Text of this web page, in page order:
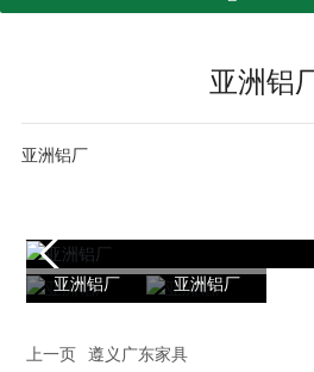
亚洲铝
亚洲铝厂
亚洲铝厂 亚洲铝厂
上一页
遵义广东家具